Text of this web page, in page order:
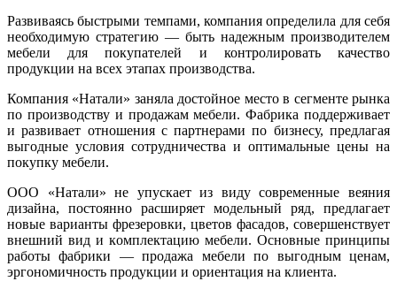
Развиваясь быстрыми темпами, компания определила для себя
необходимую стратегию — быть надежным производителем
мебели для покупателей и контролировать качество
продукции на всех этапах производства.
Компания «Натали» заняла достойное место в сегменте рынка
по производству и продажам мебели. Фабрика поддерживает
и развивает отношения с партнерами по бизнесу, предлагая
выгодные условия сотрудничества и оптимальные цены на
покупку мебели.
ООО «Натали» не упускает из виду современные веяния
дизайна, постоянно расширяет модельный ряд, предлагает
новые варианты фрезеровки, цветов фасадов, совершенствует
внешний вид и комплектацию мебели. Основные принципы
работы фабрики — продажа мебели по выгодным ценам,
эргономичность продукции и ориентация на клиента.